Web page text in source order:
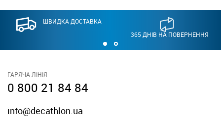
ШВИДКА ДОСТАВКА
365 ДНІВ НА ПОВЕРНЕННЯ
ГАРЯЧА ЛІНІЯ
0 800 21 84 84
info@decathlon.ua